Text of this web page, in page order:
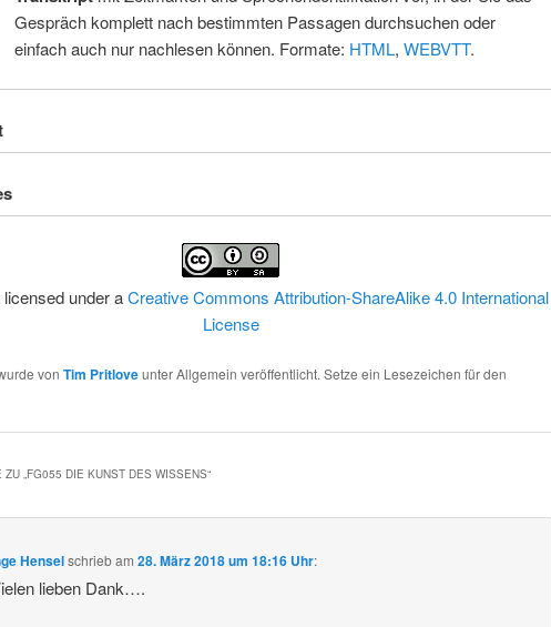
Gespräch komplett nach bestimmten Passagen durchsuchen oder
einfach auch nur nachlesen können. Formate: HTML, WEBVTT.
under aCreative Commons Attribution-ShareAlike 4.0 International
License
von Tim Pritloveunter Allgemein veröffentlicht. Setze ein Lesezeichen für den
ZU „FG055 DIE KUNST DES WISSENS“
Henselschriebam28. März 2018 um 18:16 Uhr:
lieben Dank….